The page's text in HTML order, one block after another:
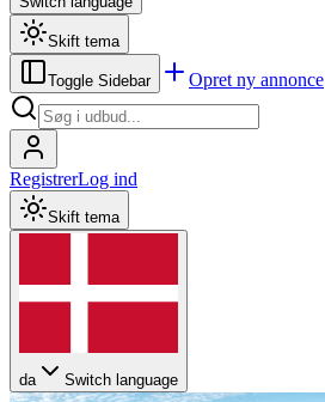
Skift tema
Toggle Sidebar Opret ny annonce
RegistrerLog ind
Skift tema
da Switch language